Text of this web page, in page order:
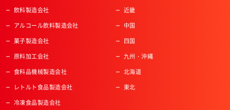
飲料製造会社
アルコール飲料製造会社
菓子製造会社
原料加工会社
食料品機械製造会社
レトルト食品製造会社
冷凍食品製造会社
近畿
中国
四国
九州・沖縄
北海道
東北